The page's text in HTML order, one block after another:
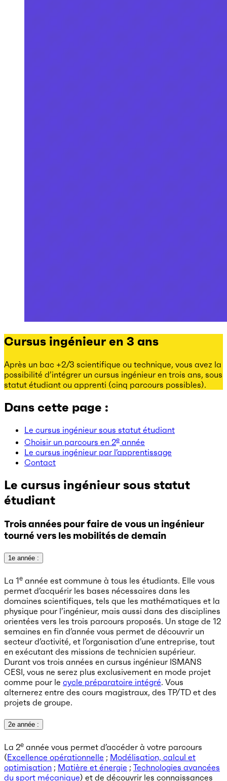
Cursus ingénieur en 3 ans
Après un bac +2/3 scientifique ou technique, vous avez la
possibilité d’intégrer un cursus ingénieur en trois ans, sous
statut étudiant ou apprenti (cinq parcours possibles).
Dans cette page :
Le cursus ingénieur sous statut étudiant
Choisir un parcours en 2e année
Le cursus ingénieur par l’apprentissage
Contact
Le cursus ingénieur sous statut
étudiant
Trois années pour faire de vous un ingénieur
tourné vers les mobilités de demain
1e année :
La 1e année est commune à tous les étudiants. Elle vous
permet d’acquérir les bases nécessaires dans les
domaines scientifiques, tels que les mathématiques et la
physique pour l’ingénieur, mais aussi dans des disciplines
orientées vers les trois parcours proposés. Un stage de 12
semaines en fin d’année vous permet de découvrir un
secteur d’activité, et l’organisation d’une entreprise, tout
en exécutant des missions de technicien supérieur.
Durant vos trois années en cursus ingénieur ISMANS
CESI, vous ne serez plus exclusivement en mode projet
comme pour le cycle préparatoire intégré. Vous
alternerez entre des cours magistraux, des TP/TD et des
projets de groupe.
2e année :
La 2e année vous permet d’accéder à votre parcours
(Excellence opérationnelle ; Modélisation, calcul et
optimisation ; Matière et énergie ; Technologies avancées
du sport mécanique) et de découvrir les connaissances